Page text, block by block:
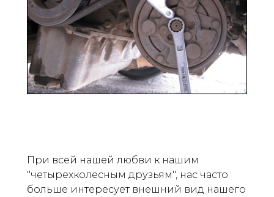
При всей нашей любви к нашим
"четырехколесным друзьям", нас часто
больше интересует внешний вид нашего